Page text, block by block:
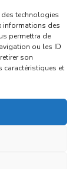
technologies
informations des
permettra de
ou les ID
son
caractéristiques et